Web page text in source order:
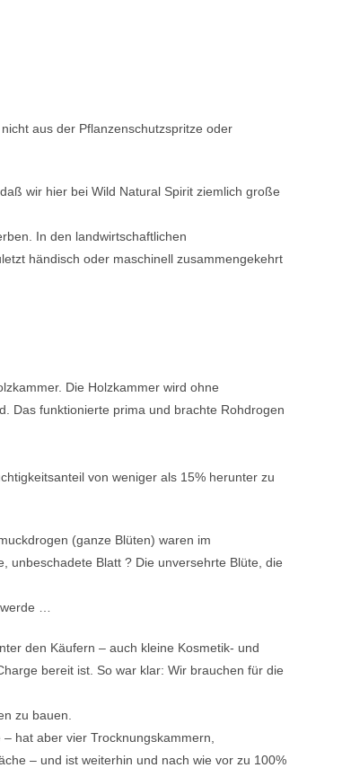
aus der Pflanzenschutzspritze oder
wir hier bei Wild Natural Spirit ziemlich große
In den landwirtschaftlichen
händisch oder maschinell zusammengekehrt
Die Holzkammer wird ohne
Das funktionierte prima und brachte Rohdrogen
von weniger als 15% herunter zu
(ganze Blüten) waren im
unbeschadete Blatt ? Die unversehrte Blüte, die
…
den Käufern – auch kleine Kosmetik- und
bereit ist. So war klar: Wir brauchen für die
zu bauen.
hat aber vier Trocknungskammern,
– und ist weiterhin und nach wie vor zu 100%